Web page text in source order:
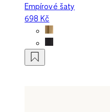
Empírové šaty
698 Kč